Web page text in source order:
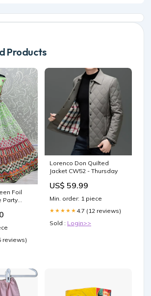
Products
Foil
Party
reviews)
Lorenco Don Quilted
Jacket CW52 - Thursday
US$ 59.99
Min. order: 1 piece
★★★★★ 4.7 (12 reviews)
Sold : Login>>